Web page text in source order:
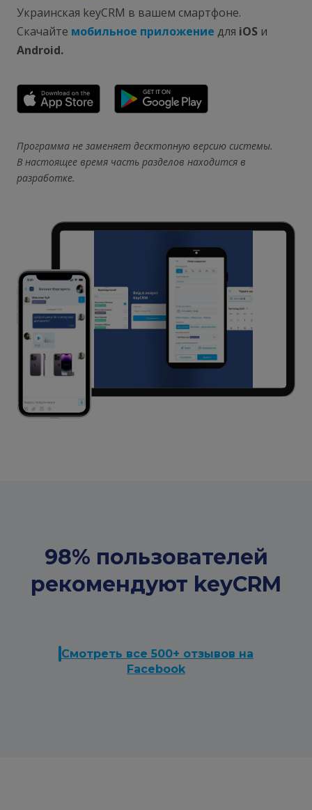
Украинская keyCRM в вашем смартфоне.
Скачайте мобильное приложение для iOS и
Android.
Программа не заменяет десктопную версию системы.
В настоящее время часть разделов находится в
разработке.
98% пользователей
рекомендуют keyCRM
Смотреть все 500+ отзывов на
Facebook